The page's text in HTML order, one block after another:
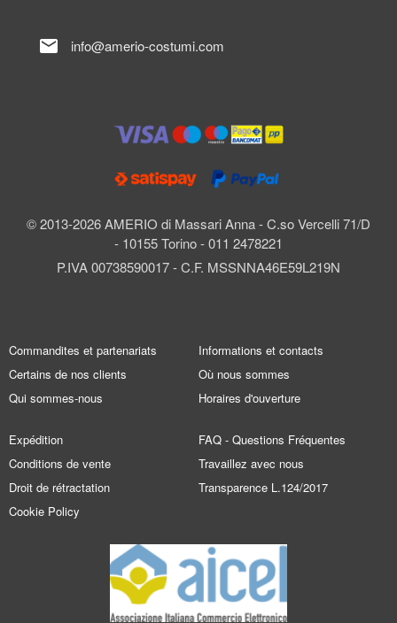
© 2013-2026 AMERIO di Massari Anna - C.so Vercelli 71/D
- 10155 Torino - 011 2478221
P.IVA 00738590017 - C.F. MSSNNA46E59L219N
mail info@amerio-costumi.com
Commandites et partenariats
Certains de nos clients
Qui sommes-nous
Informations et contacts
Où nous sommes
Horaires d'ouverture
Expédition
Conditions de vente
Droit de rétractation
Cookie Policy
FAQ - Questions Fréquentes
Travaillez avec nous
Transparence L.124/2017